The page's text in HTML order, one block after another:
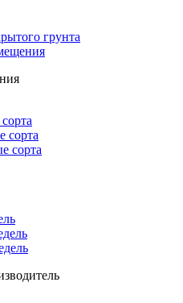
грунта
сорта
сорта